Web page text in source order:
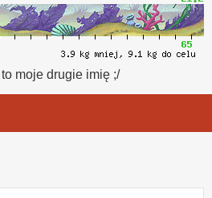
moje drugie imię ;/